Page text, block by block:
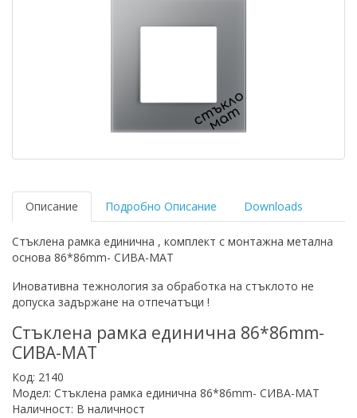
Описание Подробно Описание Downloads
Стъклена рамка единична , комплект с монтажна метална
основа 86*86mm- СИВА-МАТ
Иновативна тежнология за обработка на стъклото не
допуска задържане на отпечатъци !
Стъклена рамка единична 86*86mm-
СИВА-МАТ
Код: 2140
Модел: Стъклена рамка единична 86*86mm- СИВА-МАТ
Наличност: В наличност